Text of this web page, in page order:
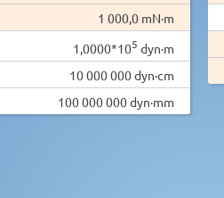
1 000,0 mN·m
1,0000*105 dyn·m
10 000 000 dyn·cm
100 000 000 dyn·mm